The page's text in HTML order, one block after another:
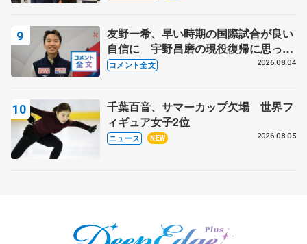
友野一希、早い時期の国際試合が良い
自信に 宇野昌磨の現役復帰に思って
いること 【アジアンオープントロフ
コメント全文 2026.08.04
千葉百音、サマーカップ欠場 世界フ
ィギュア女子2位
ニュース NEW 2026.08.05